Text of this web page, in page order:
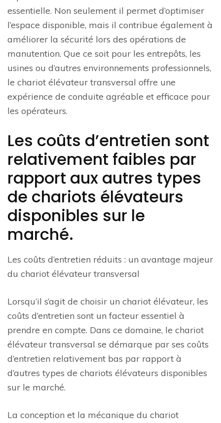
essentielle. Non seulement il permet d’optimiser
l’espace disponible, mais il contribue également à
améliorer la sécurité lors des opérations de
manutention. Que ce soit pour les entrepôts, les
usines ou d’autres environnements professionnels,
le chariot élévateur transversal offre une
expérience de conduite agréable et efficace pour
les opérateurs.
Les coûts d’entretien sont
relativement faibles par
rapport aux autres types
de chariots élévateurs
disponibles sur le
marché.
Les coûts d’entretien réduits : un avantage majeur
du chariot élévateur transversal
Lorsqu’il s’agit de choisir un chariot élévateur, les
coûts d’entretien sont un facteur essentiel à
prendre en compte. Dans ce domaine, le chariot
élévateur transversal se démarque par ses coûts
d’entretien relativement bas par rapport à
d’autres types de chariots élévateurs disponibles
sur le marché.
La conception et la mécanique du chariot